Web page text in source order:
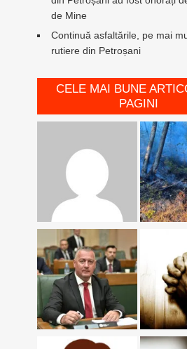
de Mine
Continuă asfaltările, pe mai
rutiere din Petroșani
CELE MAI BUNE
PAGINI